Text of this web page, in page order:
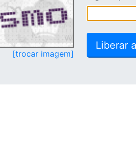
[trocar imagem]